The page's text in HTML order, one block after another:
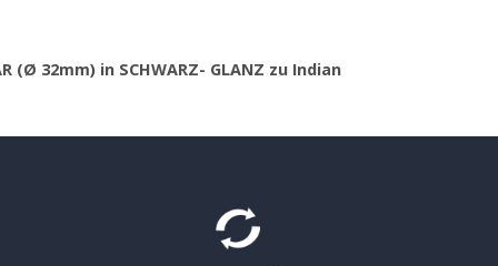
32mm) in SCHWARZ- GLANZ zu Indian